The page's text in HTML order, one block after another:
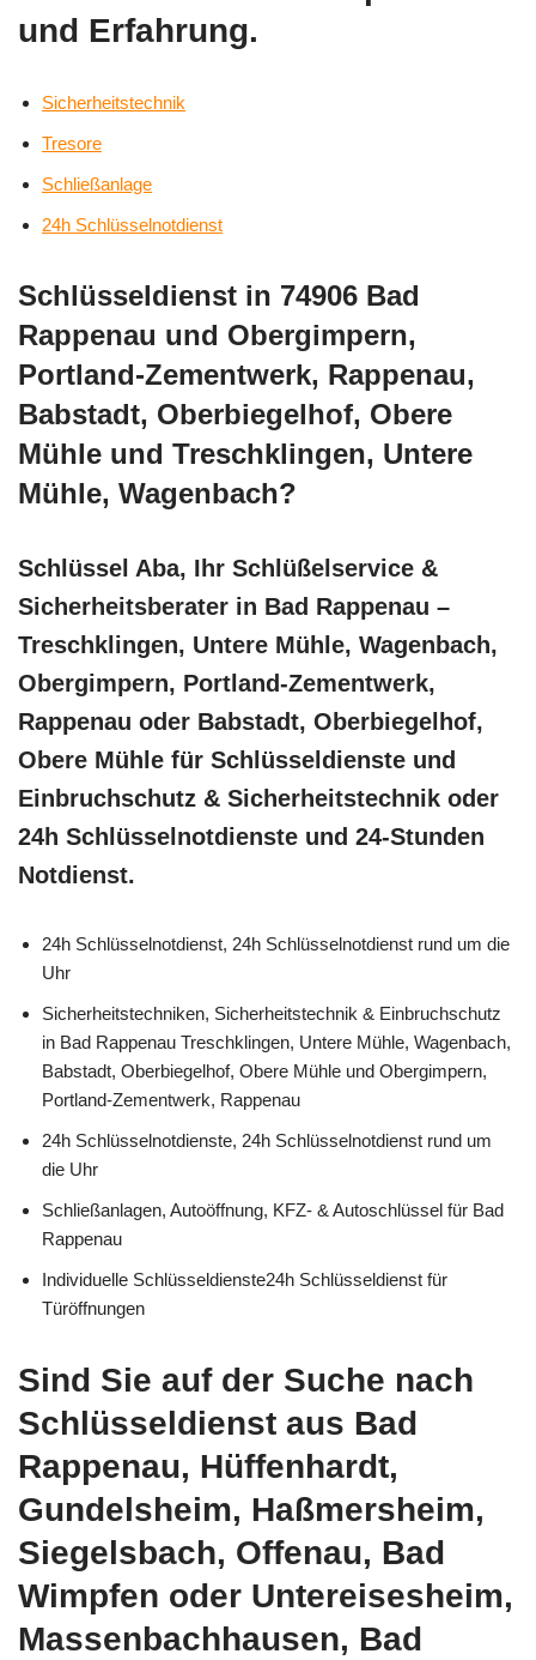
und Erfahrung.
Sicherheitstechnik
Tresore
Schließanlage
24h Schlüsselnotdienst
Schlüsseldienst in 74906 Bad
Rappenau und Obergimpern,
Portland-Zementwerk, Rappenau,
Babstadt, Oberbiegelhof, Obere
Mühle und Treschklingen, Untere
Mühle, Wagenbach?
Schlüssel Aba, Ihr Schlüßelservice &
Sicherheitsberater in Bad Rappenau –
Treschklingen, Untere Mühle, Wagenbach,
Obergimpern, Portland-Zementwerk,
Rappenau oder Babstadt, Oberbiegelhof,
Obere Mühle für Schlüsseldienste und
Einbruchschutz & Sicherheitstechnik oder
24h Schlüsselnotdienste und 24-Stunden
Notdienst.
24h Schlüsselnotdienst, 24h Schlüsselnotdienst rund um die
Uhr
Sicherheitstechniken, Sicherheitstechnik & Einbruchschutz
in Bad Rappenau Treschklingen, Untere Mühle, Wagenbach,
Babstadt, Oberbiegelhof, Obere Mühle und Obergimpern,
Portland-Zementwerk, Rappenau
24h Schlüsselnotdienste, 24h Schlüsselnotdienst rund um
die Uhr
Schließanlagen, Autoöffnung, KFZ- & Autoschlüssel für Bad
Rappenau
Individuelle Schlüsseldienste24h Schlüsseldienst für
Türöffnungen
Sind Sie auf der Suche nach
Schlüsseldienst aus Bad
Rappenau, Hüffenhardt,
Gundelsheim, Haßmersheim,
Siegelsbach, Offenau, Bad
Wimpfen oder Untereisesheim,
Massenbachhausen, Bad